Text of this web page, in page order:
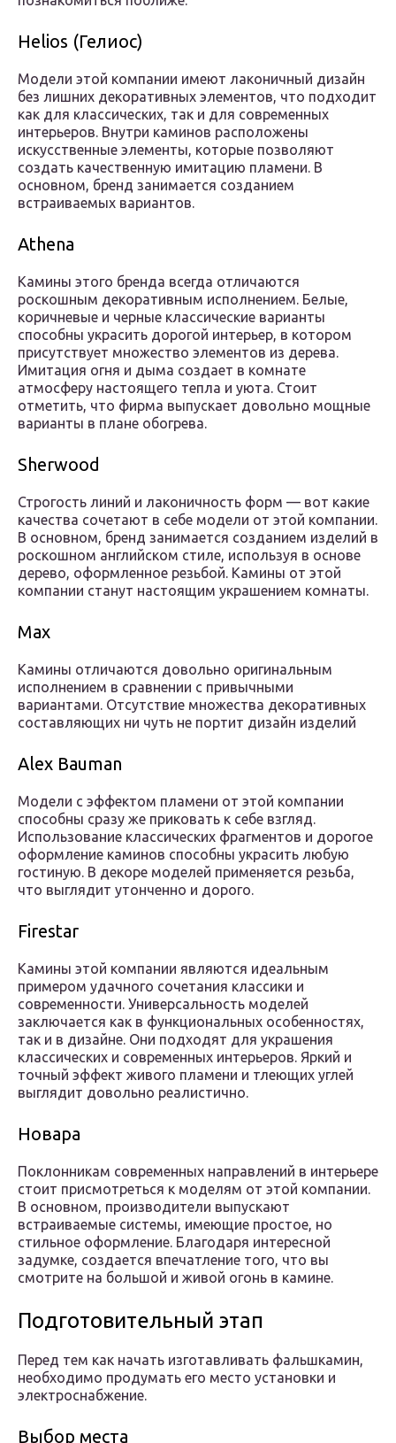
Helios (Гелиос)
Модели этой компании имеют лаконичный дизайн
без лишних декоративных элементов, что подходит
как для классических, так и для современных
интерьеров. Внутри каминов расположены
искусственные элементы, которые позволяют
создать качественную имитацию пламени. В
основном, бренд занимается созданием
встраиваемых вариантов.
Athena
Камины этого бренда всегда отличаются
роскошным декоративным исполнением. Белые,
коричневые и черные классические варианты
способны украсить дорогой интерьер, в котором
присутствует множество элементов из дерева.
Имитация огня и дыма создает в комнате
атмосферу настоящего тепла и уюта. Стоит
отметить, что фирма выпускает довольно мощные
варианты в плане обогрева.
Sherwood
Строгость линий и лаконичность форм — вот какие
качества сочетают в себе модели от этой компании.
В основном, бренд занимается созданием изделий в
роскошном английском стиле, используя в основе
дерево, оформленное резьбой. Камины от этой
компании станут настоящим украшением комнаты.
Max
Камины отличаются довольно оригинальным
исполнением в сравнении с привычными
вариантами. Отсутствие множества декоративных
составляющих ни чуть не портит дизайн изделий
Alex Bauman
Модели с эффектом пламени от этой компании
способны сразу же приковать к себе взгляд.
Использование классических фрагментов и дорогое
оформление каминов способны украсить любую
гостиную. В декоре моделей применяется резьба,
что выглядит утонченно и дорого.
Firestar
Камины этой компании являются идеальным
примером удачного сочетания классики и
современности. Универсальность моделей
заключается как в функциональных особенностях,
так и в дизайне. Они подходят для украшения
классических и современных интерьеров. Яркий и
точный эффект живого пламени и тлеющих углей
выглядит довольно реалистично.
Новара
Поклонникам современных направлений в интерьере
стоит присмотреться к моделям от этой компании.
В основном, производители выпускают
встраиваемые системы, имеющие простое, но
стильное оформление. Благодаря интересной
задумке, создается впечатление того, что вы
смотрите на большой и живой огонь в камине.
Подготовительный этап
Перед тем как начать изготавливать фальшкамин,
необходимо продумать его место установки и
электроснабжение.
Выбор места